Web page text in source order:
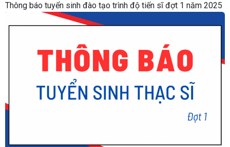
Thông báo tuyển sinh đào tạo trình độ tiến sĩ đợt 1 năm 2025